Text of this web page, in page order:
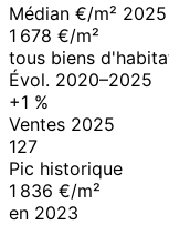
Médian €/m² 2025
1 678 €/m²
tous biens
Évol. 2020–2025
+1 %
Ventes 2025
127
Pic historique
1 836 €/m²
en 2023